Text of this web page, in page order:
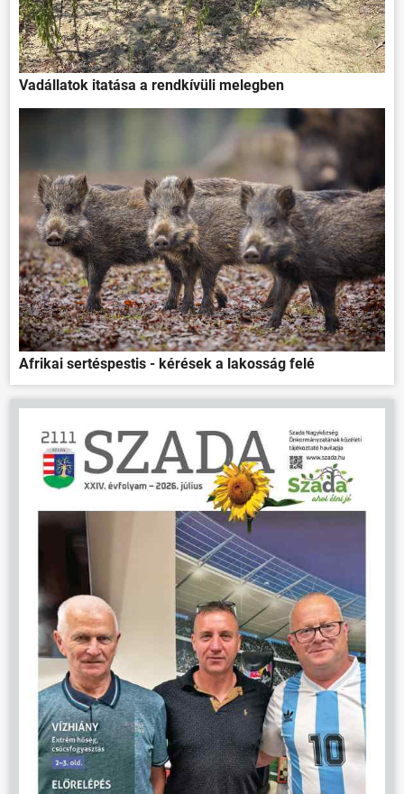
Vadállatok itatása a rendkívüli melegben
Afrikai sertéspestis - kérések a lakosság felé